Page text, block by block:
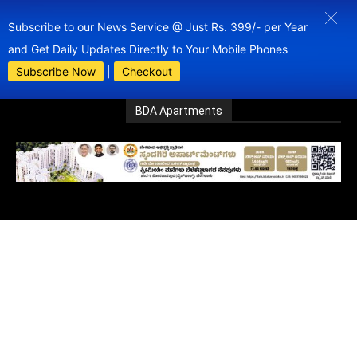
Subscribe to our News Service @ Just Rs. 399/- per Year
and Get Daily Updates Directly to Your Mobile Phones
Subscribe Now
Checkout
BDA Apartments